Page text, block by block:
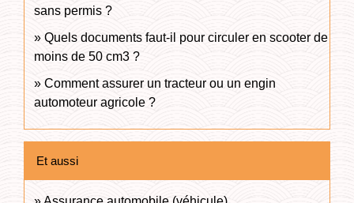
sans permis ?
Quels documents faut-il pour circuler en scooter de
moins de 50 cm3 ?
Comment assurer un tracteur ou un engin
automoteur agricole ?
Et aussi